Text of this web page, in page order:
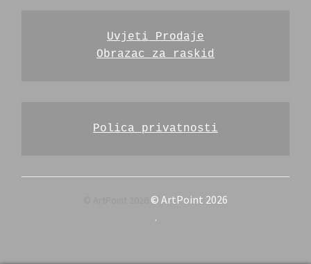
Uvjeti Prodaje
Obrazac za raskid
Polica privatnosti
© ArtPoint 2026
.